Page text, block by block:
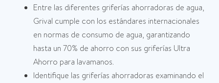
Entre las diferentes griferías ahorradoras de agua,
Grival cumple con los estándares internacionales
en normas de consumo de agua, garantizando
hasta un 70% de ahorro con sus griferías Ultra
Ahorro para lavamanos.
Identifique las griferías ahorradoras examinando el